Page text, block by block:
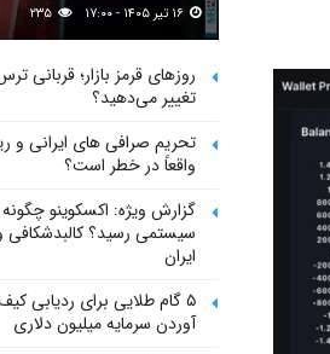
روزهای قرمز بازار؛ قربانی
تغییر می‌دهید؟
تحریم صرافی های ایرانی و
واقعاً در خطر است؟
گزارش ویژه: اکسکوینو چگونه
سیستمی رسید؟
ایران
۵ گام طلایی برای ردیابی
آوردن سرمایه میلیون دلاری